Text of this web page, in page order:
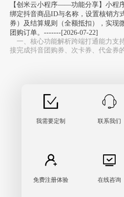
【创米云小程序——功能分享】小程
绑定抖音商品ID与名称，设置核销方
券）及结算规则（全额抵扣），实现
团购订单。-------[2026-07-22]
一、核心功能解析跨端打通能力‌支
接完成抖音团购券、次卡券、代金券
我需要定制 联系我们
免费注册体验 在线咨询